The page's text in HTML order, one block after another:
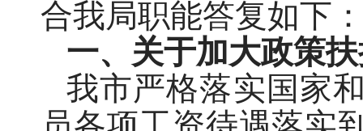
合我局职能答复如下
一、关于加大政策
我市严格落实国家